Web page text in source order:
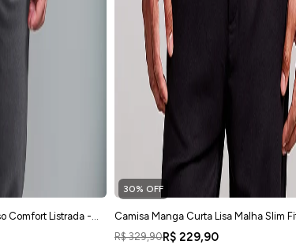
Comfort Listrada -
30% OFF
Camisa Manga Curta Lisa Malha Slim
R$ 329,90R$ 229,90